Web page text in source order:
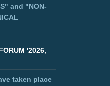
and "NON-
'2026,
taken place